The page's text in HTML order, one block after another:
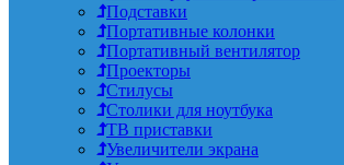
Подставки
Портативные колонки
Портативный вентилятор
Проекторы
Стилусы
Столики для ноутбука
ТВ приставки
Увеличители экрана